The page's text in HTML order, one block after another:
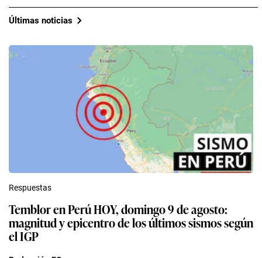
Últimas noticias
Respuestas
Temblor en Perú HOY, domingo 9 de agosto:
magnitud y epicentro de los últimos sismos según
el IGP